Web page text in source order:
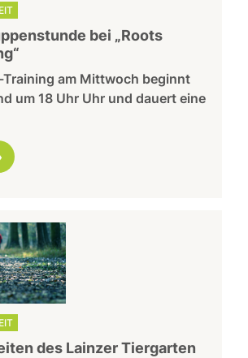
bei „Roots
Training am Mittwoch beginnt
um 18 Uhr Uhr und dauert eine
des Lainzer Tiergarten